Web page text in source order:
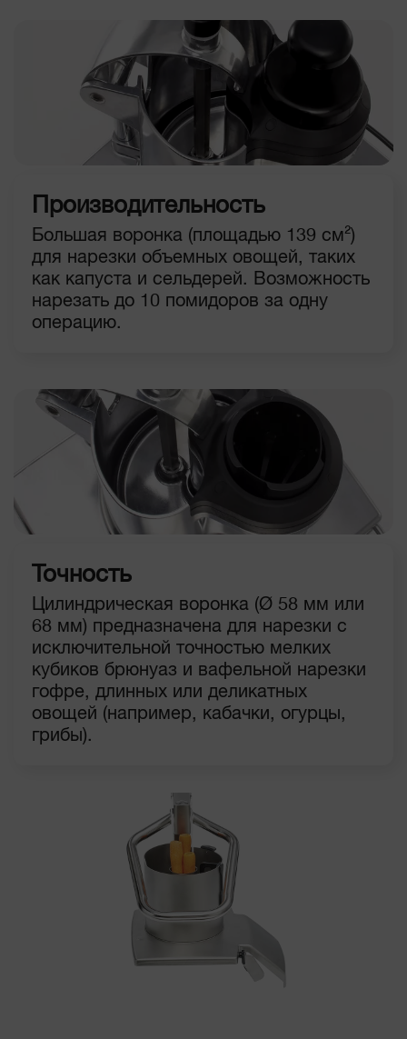
Производительность
Большая воронка (площадью 139 см²)
для нарезки объемных овощей, таких
как капуста и сельдерей. Возможность
нарезать до 10 помидоров за одну
операцию.
Точность
Цилиндрическая воронка (Ø 58 мм или
68 мм) предназначена для нарезки с
исключительной точностью мелких
кубиков брюнуаз и вафельной нарезки
гофре, длинных или деликатных
овощей (например, кабачки, огурцы,
грибы).